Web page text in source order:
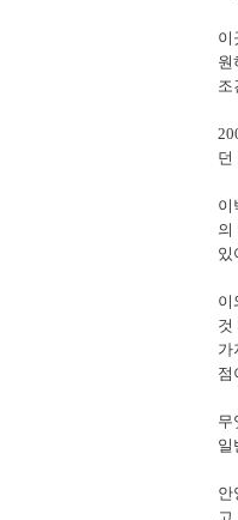
이
원
조
던
이
의
있
이
것
가
점
무
일
안